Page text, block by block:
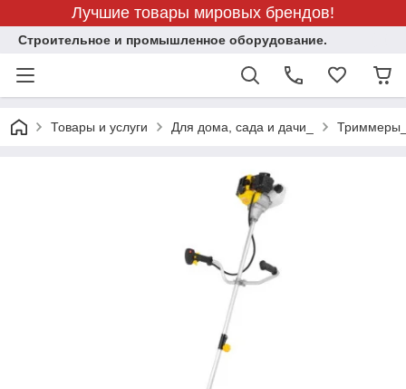
Лучшие товары мировых брендов!
Строительное и промышленное оборудование.
Товары и услуги Для дома, сада и дачи_